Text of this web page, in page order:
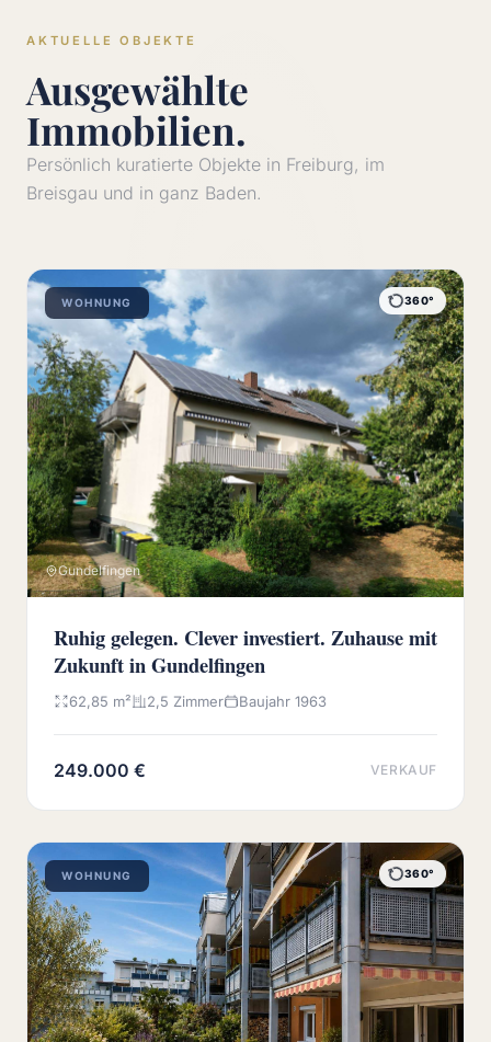
AKTUELLE OBJEKTE
Ausgewählte
Immobilien.
Persönlich kuratierte Objekte in Freiburg, im
Breisgau und in ganz Baden.
WOHNUNG 360°
Gundelfingen
Ruhig gelegen. Clever investiert. Zuhause mit
Zukunft in Gundelfingen
62,85 m² 2,5 Zimmer Baujahr 1963
249.000 € VERKAUF
WOHNUNG 360°